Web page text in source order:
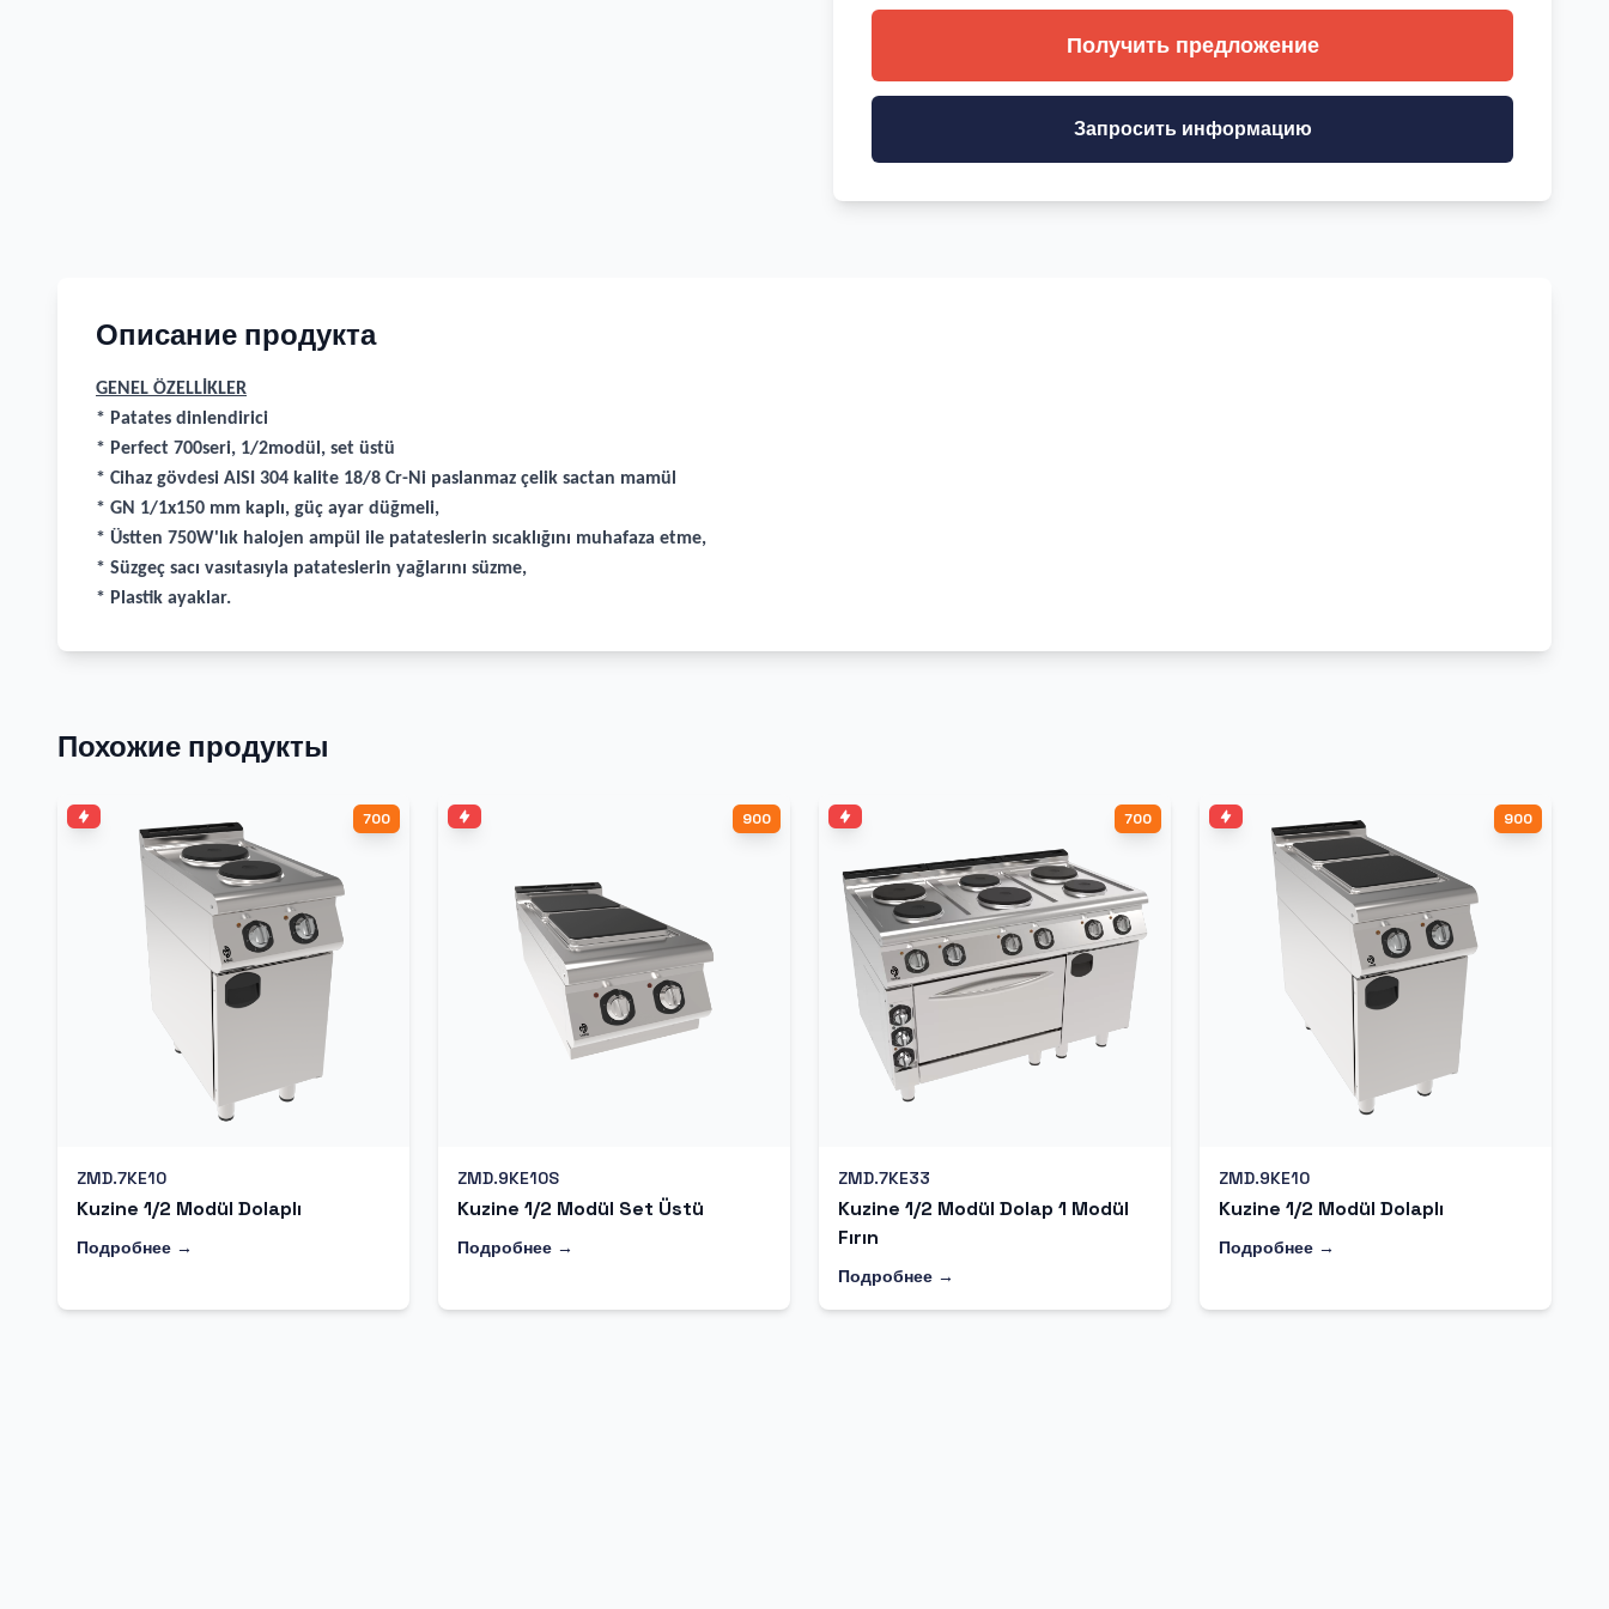
Получить предложение
Запросить информацию
Описание продукта
GENEL ÖZELLİKLER
* Patates dinlendirici
* Perfect 700seri, 1/2modül, set üstü
* Cihaz gövdesi AISI 304 kalite 18/8 Cr-Ni paslanmaz çelik sactan mamül
* GN 1/1x150 mm kaplı, güç ayar düğmeli,
* Üstten 750W'lık halojen ampül ile patateslerin sıcaklığını muhafaza etme,
* Süzgeç sacı vasıtasıyla patateslerin yağlarını süzme,
* Plastik ayaklar.
Похожие продукты
700
ZMD.7KE10
Kuzine 1/2 Modül Dolaplı
Подробнее →
900
ZMD.9KE10S
Kuzine 1/2 Modül Set Üstü
Подробнее →
700
ZMD.7KE33
Kuzine 1/2 Modül Dolap 1 Modül
Fırın
Подробнее →
900
ZMD.9KE10
Kuzine 1/2 Modül Dolaplı
Подробнее →